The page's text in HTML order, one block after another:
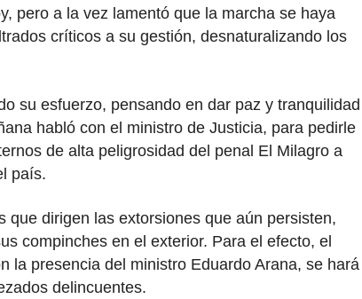
pero a la vez lamentó que la marcha se haya
críticos a su gestión, desnaturalizando los
su esfuerzo, pensando en dar paz y tranquilidad
habló con el ministro de Justicia, para pedirle
de alta peligrosidad del penal El Milagro a
país.
que dirigen las extorsiones que aún persisten,
compinches en el exterior. Para el efecto, el
la presencia del ministro Eduardo Arana, se hará
delincuentes.